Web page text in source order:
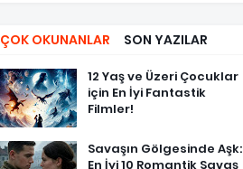
ÇOK OKUNANLAR SON YAZILAR
12 Yaş ve Üzeri Çocuklar
için En İyi Fantastik
Filmler!
Savaşın Gölgesinde Aşk:
En İyi 10 Romantik Savaş